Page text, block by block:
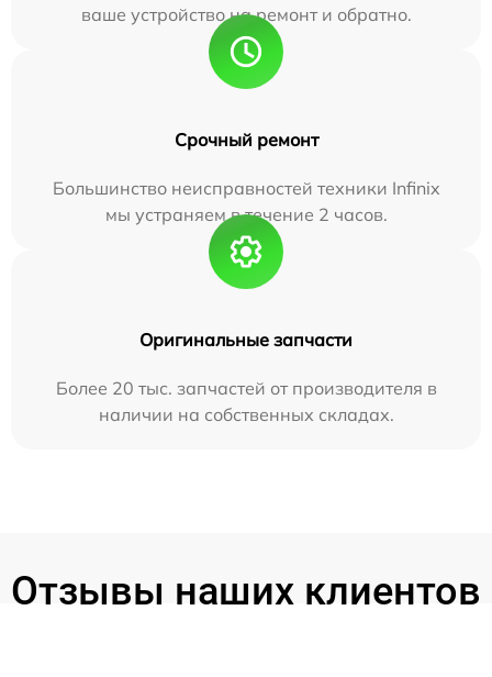
ваше устройство на ремонт и обратно.
Срочный ремонт
Большинство неисправностей техники Infinix
мы устраняем в течение 2 часов.
Оригинальные запчасти
Более 20 тыс. запчастей от производителя в
наличии на собственных складах.
Отзывы наших клиентов